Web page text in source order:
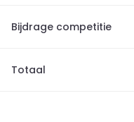
Bijdrage competitie
Totaal